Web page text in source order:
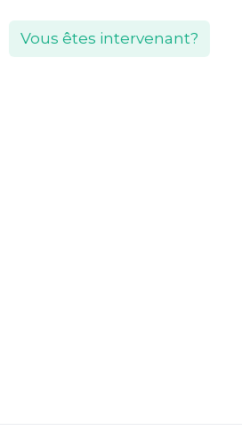
Vous êtes intervenant?